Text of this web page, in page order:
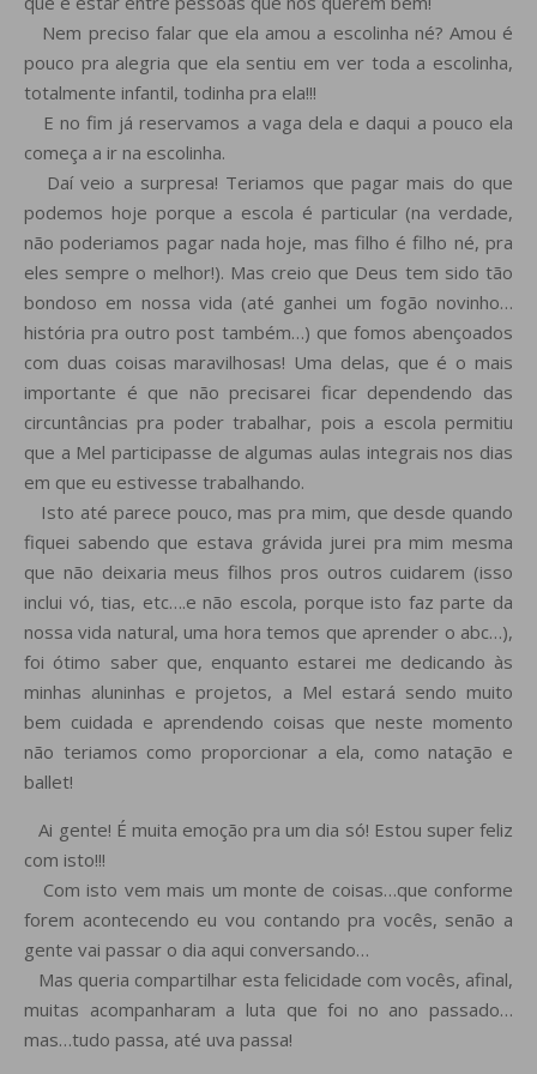
Nem preciso falar que ela amou a escolinha né? Amou é
pouco pra alegria que ela sentiu em ver toda a escolinha,
totalmente infantil, todinha pra ela!!!
E no fim já reservamos a vaga dela e daqui a pouco ela
começa a ir na escolinha.
Daí veio a surpresa! Teriamos que pagar mais do que
podemos hoje porque a escola é particular (na verdade,
não poderiamos pagar nada hoje, mas filho é filho né, pra
eles sempre o melhor!). Mas creio que Deus tem sido tão
bondoso em nossa vida (até ganhei um fogão novinho…
história pra outro post também…) que fomos abençoados
com duas coisas maravilhosas! Uma delas, que é o mais
importante é que não precisarei ficar dependendo das
circuntâncias pra poder trabalhar, pois a escola permitiu
que a Mel participasse de algumas aulas integrais nos dias
em que eu estivesse trabalhando.
Isto até parece pouco, mas pra mim, que desde quando
fiquei sabendo que estava grávida jurei pra mim mesma
que não deixaria meus filhos pros outros cuidarem (isso
inclui vó, tias, etc….e não escola, porque isto faz parte da
nossa vida natural, uma hora temos que aprender o abc…),
foi ótimo saber que, enquanto estarei me dedicando às
minhas aluninhas e projetos, a Mel estará sendo muito
bem cuidada e aprendendo coisas que neste momento
não teriamos como proporcionar a ela, como natação e
ballet!
Ai gente! É muita emoção pra um dia só! Estou super feliz
com isto!!!
Com isto vem mais um monte de coisas…que conforme
forem acontecendo eu vou contando pra vocês, senão a
gente vai passar o dia aqui conversando…
Mas queria compartilhar esta felicidade com vocês, afinal,
muitas acompanharam a luta que foi no ano passado…
mas…tudo passa, até uva passa!